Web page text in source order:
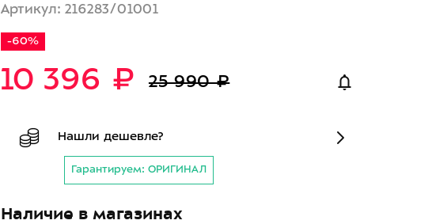
Артикул: 216283/01001
-60%
10 396 ₽ 25 990 ₽
Нашли дешевле?
Гарантируем: ОРИГИНАЛ
Наличие в магазинах